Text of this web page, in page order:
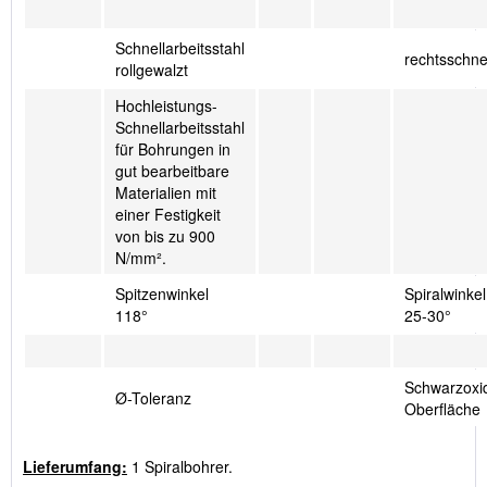
Schnellarbeitsstahl
rollgewalzt
Hochleistungs-
Schnellarbeitsstahl
für Bohrungen in
gut bearbeitbare
Materialien mit
einer Festigkeit
von bis zu 900
N/mm².
Spitzenwinkel
118°
Spiralwinkel
25-30°
Ø-Toleranz
Oberfläche
Lieferumfang: 1 Spiralbohrer.